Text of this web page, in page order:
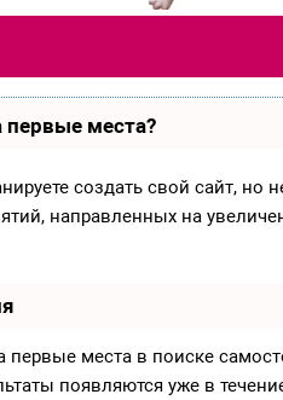
первые места?
создать свой сайт, но
направленных на
первые места в поиске
появляются уже в